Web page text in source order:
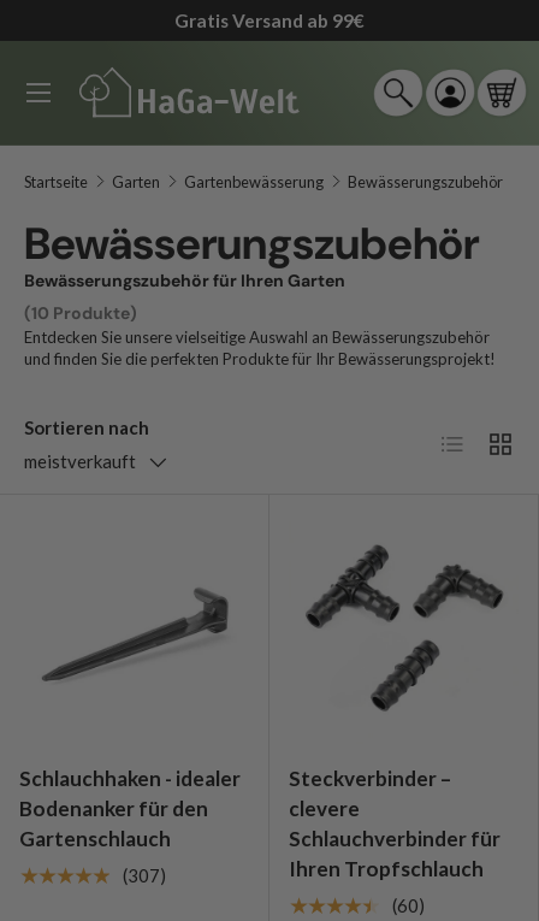
Zum Inhalt springen
Zum Menü springen
Fußzeile springen
Barrierefreiheits-Widget öffnen
Direkt zum Inhalt
Gratis Versand ab 99€
Suchen
SucheEinloggen
Menü
Startseite Garten Gartenbewässerung Bewässerungszubehör
Bewässerungszubehör
Bewässerungszubehör für Ihren Garten
(10 Produkte)
Entdecken Sie unsere vielseitige Auswahl an Bewässerungszubehör
und finden Sie die perfekten Produkte für Ihr Bewässerungsprojekt!
Sortieren nach
meistverkauft
Schlauchhaken - idealer
Bodenanker für den
Gartenschlauch
★★★★★
(307)
Steckverbinder –
clevere
Schlauchverbinder für
Ihren Tropfschlauch
★★★★★
(60)